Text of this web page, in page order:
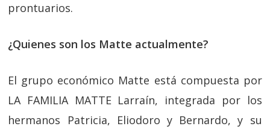
prontuarios.
¿Quienes son los Matte actualmente?
El grupo económico Matte está compuesta por
LA FAMILIA MATTE Larraín, integrada por los
hermanos Patricia, Eliodoro y Bernardo, y su